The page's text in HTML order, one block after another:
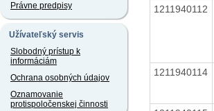
Právne predpisy
Užívateľský servis
Slobodný prístup k
informáciám
Ochrana osobných údajov
Oznamovanie
protispoločenskej činnosti
1211940112
1211940114